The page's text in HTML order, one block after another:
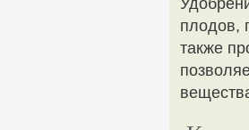
плодов,
также